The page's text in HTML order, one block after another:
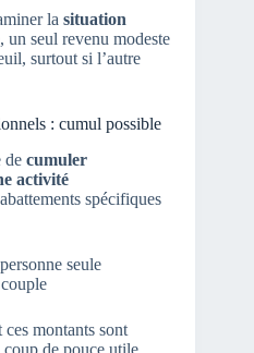
la situation
un seul revenu modeste
surtout si l’autre
: cumul possible
de cumuler
activité
spécifiques
seule
ces montants sont
coup de pouce utile